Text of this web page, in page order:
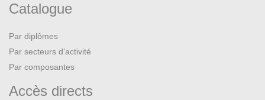
Catalogue
Par diplômes
Par secteurs d’activité
Par composantes
Accès directs